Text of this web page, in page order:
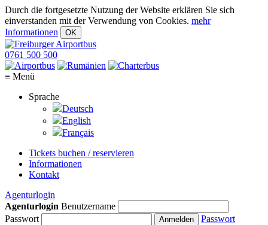
Durch die fortgesetzte Nutzung der Website erklären Sie sich
einverstanden mit der Verwendung von Cookies. mehr
Informationen
OK
0761 500 500
≡ Menü
Sprache
Deutsch
English
Français
Tickets buchen / reservieren
Informationen
Kontakt
Agenturlogin
Agenturlogin Benutzername
Passwort
Anmelden
Passwort